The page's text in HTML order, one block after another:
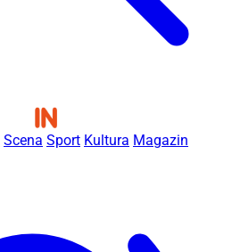
Scena Sport Kultura Magazin